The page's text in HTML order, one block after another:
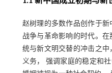
赵树理的多数作品创作于
战争与革命影响的时代。
统与新文明交替的冲击之
义务， 强调家庭的稳定和